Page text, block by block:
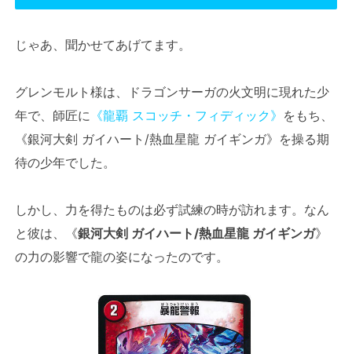
じゃあ、聞かせてあげてます。
グレンモルト様は、ドラゴンサーガの火文明に現れた少
年で、師匠に 《龍覇 スコッチ・フィディック》 をもち、
《銀河大剣 ガイハート/熱血星龍 ガイギンガ》を操る期
待の少年でした。
しかし、力を得たものは必ず試練の時が訪れます。なん
と彼は、《銀河大剣 ガイハート/熱血星龍 ガイギンガ》
の力の影響で龍の姿になったのです。